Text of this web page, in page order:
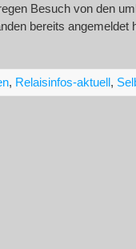
Besuch von den
bereits angemeldet
, Relaisinfos-aktuell,